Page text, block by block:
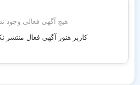
هیچ آگهی فعالی وجود
کاربر هنوز آگهی فعال منتشر